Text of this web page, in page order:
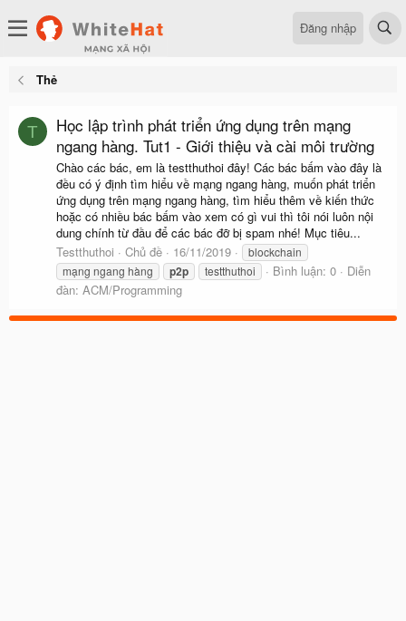
Đăng nhập
Thẻ
T
Học lập trình phát triển ứng dụng trên mạng
ngang hàng. Tut1 - Giới thiệu và cài môi trường
Chào các bác, em là testthuthoi đây! Các bác bấm vào đây là
đều có ý định tìm hiểu về mạng ngang hàng, muốn phát triển
ứng dụng trên mạng ngang hàng, tìm hiểu thêm về kiến thức
hoặc có nhiều bác bấm vào xem có gì vui thì tôi nói luôn nội
dung chính từ đầu để các bác đỡ bị spam nhé! Mục tiêu...
Testthuthoi
Chủ đề 16/11/2019
blockchain
mạng ngang hàng
p2p testthuthoi Bình luận: 0
Diễn
đàn: ACM/Programming